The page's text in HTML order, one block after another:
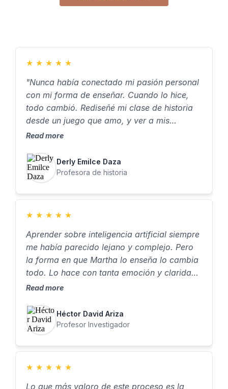
★ ★ ★ ★ ★
"Nunca había conectado mi pasión personal
con mi forma de enseñar. Cuando lo hice,
todo cambió. Rediseñé mi clase de historia
desde un juego que amo, y ver a mis
estudiantes emocionados, participando y
enseñar desde lo que somos."
Read more
Derly Emilce Daza
Profesora de historia
★ ★ ★ ★ ★
Aprender sobre inteligencia artificial siempre
me había parecido lejano y complejo. Pero
la forma en que Martha lo enseña lo cambia
todo. Lo hace con tanta emoción y claridad,
que dan ganas de aprender, de probar, de
con IA no fue solo una habilidad nueva… fue
algo que realmente me cambió la vida."
Read more
Héctor David Ariza
Profesor Investigador
★ ★ ★ ★ ★
Lo que más valoro de este proceso es la